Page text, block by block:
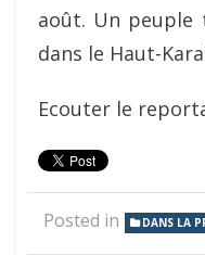
août. Un
dans le Haut-
Ecouter le
Posted in DANS LA